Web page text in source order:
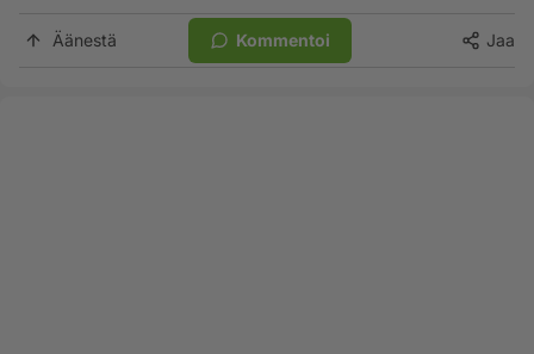
Äänestä Kommentoi Jaa